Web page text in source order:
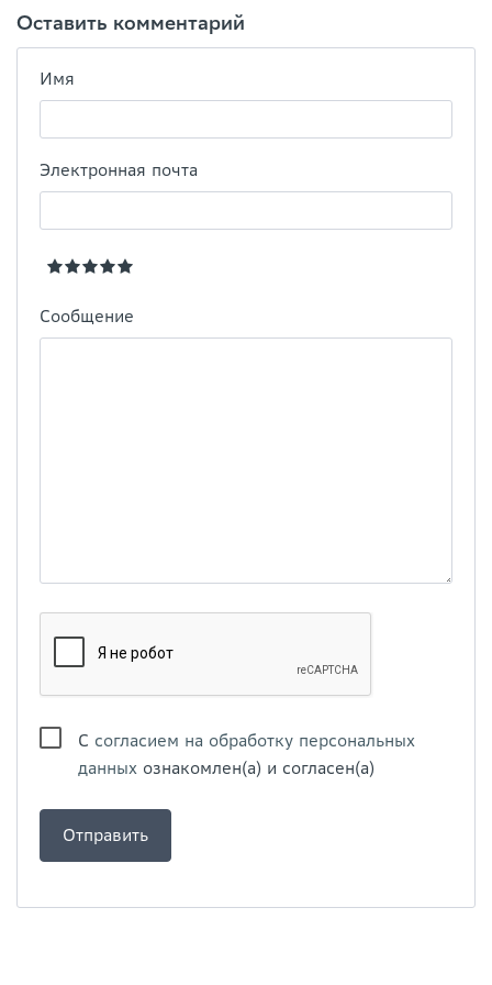
Оставить комментарий
Имя
Электронная почта
Сообщение
С согласием на обработку персональных
данных ознакомлен(а) и согласен(а)